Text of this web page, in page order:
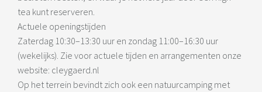
tea kunt reserveren.
Actuele openingstijden
Zaterdag 10:30–13:30 uur en zondag 11:00–16:30 uur
(wekelijks). Zie voor actuele tijden en arrangementen onze
website: cleygaerd.nl
Op het terrein bevindt zich ook een natuurcamping met